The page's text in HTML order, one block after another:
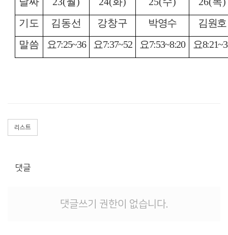
기도
김동선 강창구 박영수
김원호
말씀
요7:25~36 요7:37~52 요7:53~8:20 요
리스트
댓글
댓글쓰기 권한이 없습니다.